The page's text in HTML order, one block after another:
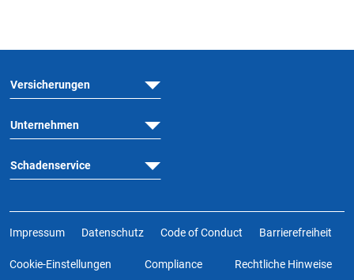
Versicherungen
Unternehmen
Schadenservice
Impressum Datenschutz Code of Conduct Barrierefreiheit
Cookie-Einstellungen Compliance Rechtliche Hinweise